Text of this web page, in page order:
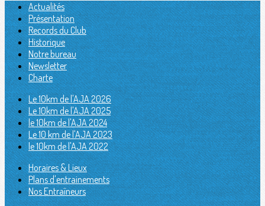
Actualités
Présentation
Records du Club
Historique
Notre bureau
Newsletter
Charte
Le 10km de l'AJA 2026
Le 10km de l'AJA 2025
le 10km de l'AJA 2024
Le 10 km de l'AJA 2023
le 10km de l'AJA 2022
Horaires & Lieux
Plans d'entrainements
Nos Entraîneurs